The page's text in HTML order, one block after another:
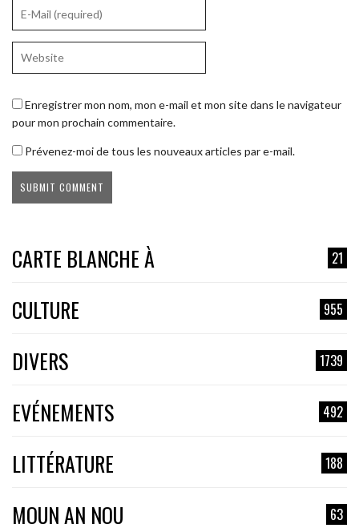
Enregistrer mon nom, mon e-mail et mon site dans le navigateur
pour mon prochain commentaire.
Prévenez-moi de tous les nouveaux articles par e-mail.
CARTE BLANCHE À 21
CULTURE 955
DIVERS 1739
EVÉNEMENTS 492
LITTÉRATURE 188
MOUN AN NOU 63